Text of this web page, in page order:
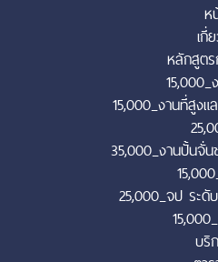
ห
เกี่
หลักสูต
15,000_งานที่สูงแ
35,000_งานปั้นจั่
25,000_จป ระดั
บริ